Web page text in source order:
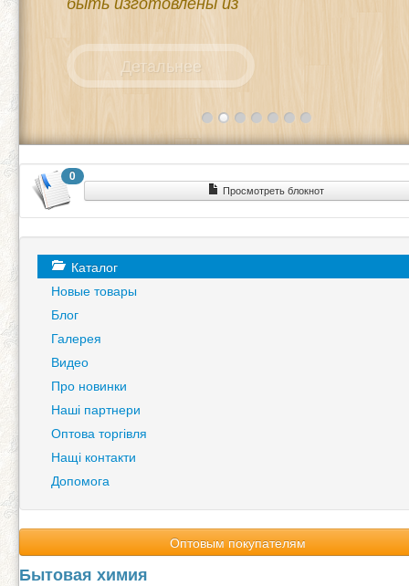
0
Просмотреть блокнот
Каталог
Новые товары
Блог
Галерея
Видео
Про новинки
Наші партнери
Оптова торгівля
Нащі контакти
Допомога
Оптовым покупателям
Бытовая химия